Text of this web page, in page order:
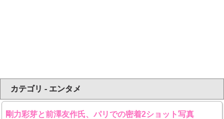
カテゴリ - エンタメ
剛力彩芽と前澤友作氏、パリでの密着2ショット写真